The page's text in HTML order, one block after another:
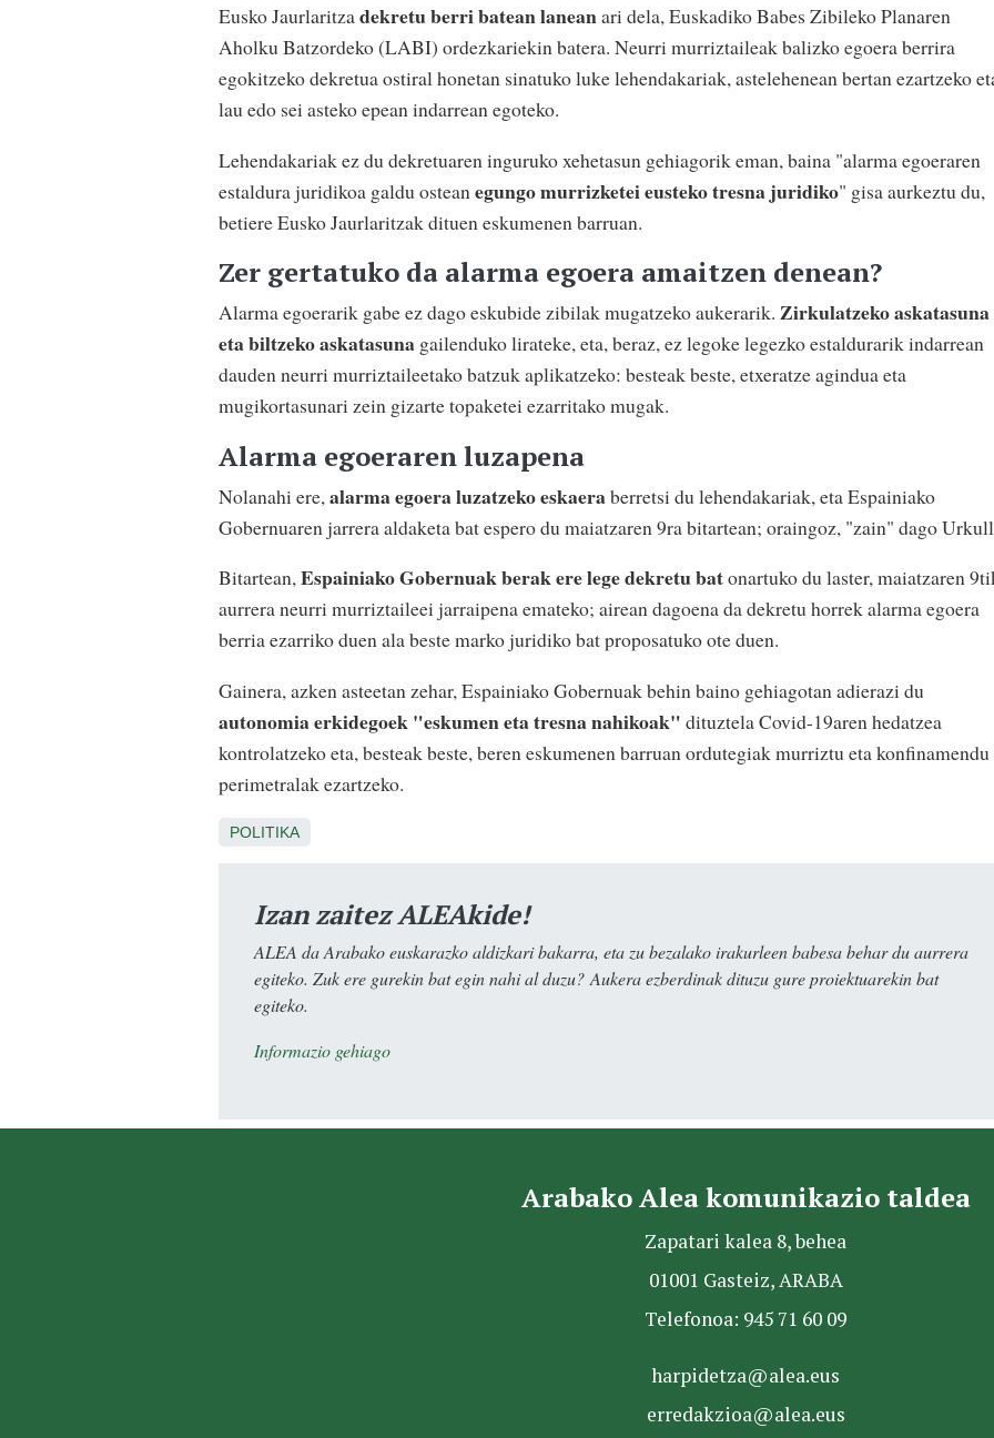
Eusko Jaurlaritzadekretu berri batean laneanari dela, Euskadiko Babes Zibileko Planaren
Aholku Batzordeko (LABI) ordezkariekin batera. Neurri murriztaileak balizko egoera berrira
egokitzeko dekretua ostiral honetan sinatuko luke lehendakariak, astelehenean bertan ezartzeko
lau edo sei asteko epean indarrean egoteko.
Lehendakariak ez du dekretuaren inguruko xehetasun gehiagorik eman, baina "alarma egoeraren
estaldura juridikoa galdu ostean egungo murrizketei eusteko tresna juridiko" gisa aurkeztu du,
betiere Eusko Jaurlaritzak dituen eskumenen barruan.
Zer gertatuko da alarma egoera amaitzen denean?
Alarma egoerarik gabe ez dago eskubide zibilak mugatzeko aukerarik. Zirkulatzeko askatasuna
eta biltzeko askatasuna gailenduko lirateke, eta, beraz, ez legoke legezko estaldurarik indarrean
dauden neurri murriztaileetako batzuk aplikatzeko: besteak beste, etxeratze agindua eta
mugikortasunari zein gizarte topaketei ezarritako mugak.
Alarma egoeraren luzapena
Nolanahi ere,alarma egoera luzatzeko eskaeraberretsi du lehendakariak, eta Espainiako
Gobernuaren jarrera aldaketa bat espero du maiatzaren 9ra bitartean; oraingoz, "zain" dago
Bitartean,Espainiako Gobernuak berak ere lege dekretu batonartuko du laster, maiatzaren
aurrera neurri murriztaileei jarraipena emateko; airean dagoena da dekretu horrek alarma egoera
berria ezarriko duen ala beste marko juridiko bat proposatuko ote duen.
Gainera, azken asteetan zehar, Espainiako Gobernuak behin baino gehiagotan adierazi du
autonomia erkidegoek "eskumen eta tresna nahikoak" dituztela Covid-19aren hedatzea
kontrolatzeko eta, besteak beste, beren eskumenen barruan ordutegiak murriztu eta konfinamendu
perimetralak ezartzeko.
POLITIKA
Izan zaitez ALEAkide!
ALEA da Arabako euskarazko aldizkari bakarra, eta zu bezalako irakurleen babesa behar du aurrera
egiteko. Zuk ere gurekin bat egin nahi al duzu? Aukera ezberdinak dituzu gure proiektuarekin bat
egiteko.
Informazio gehiago
Arabako Alea komunikazio taldea
Zapatari kalea 8, behea
01001 Gasteiz, ARABA
Telefonoa: 945 71 60 09
harpidetza@alea.eus
erredakzioa@alea.eus